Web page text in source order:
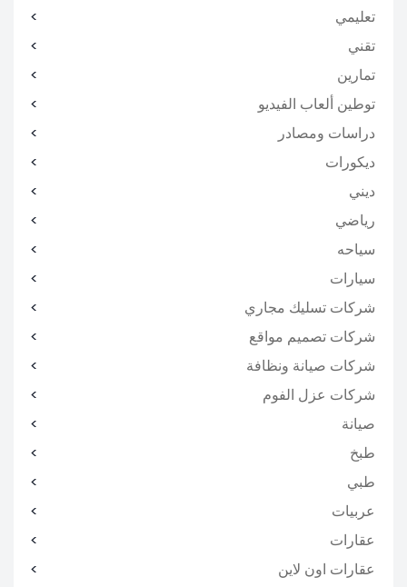
تعليمي
تقني
تمارين
توطين ألعاب الفيديو
دراسات ومصادر
ديكورات
ديني
رياضي
سياحه
سيارات
شركات تسليك مجاري
شركات تصميم مواقع
شركات صيانة ونظافة
شركات عزل الفوم
صيانة
طبخ
طبي
عربيات
عقارات
عقارات اون لاين